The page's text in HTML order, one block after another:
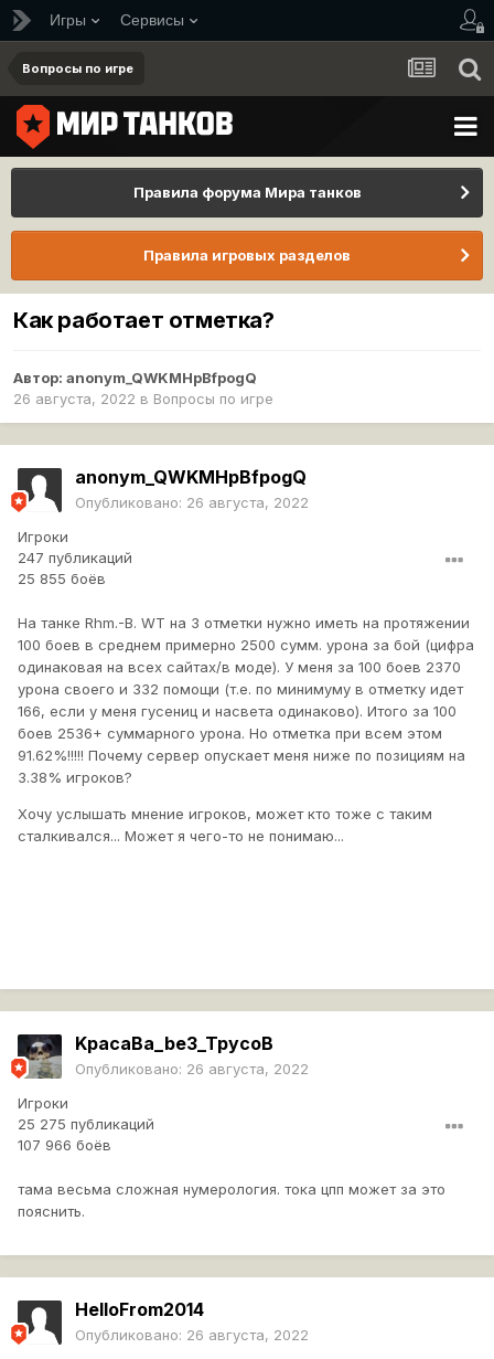
Игры Сервисы
Вопросы по игре
Правила форума Мира танков
Правила игровых разделов
Как работает отметка?
Автор: anonym_QWKMHpBfpogQ
26 августа, 2022 в Вопросы по игре
anonym_QWKMHpBfpogQ
Опубликовано: 26 августа, 2022
Игроки
247 публикаций
25 855 боёв
На танке Rhm.-B. WT на 3 отметки нужно иметь на протяжении
100 боев в среднем примерно 2500 сумм. урона за бой (цифра
одинаковая на всех сайтах/в моде). У меня за 100 боев 2370
урона своего и 332 помощи (т.е. по минимуму в отметку идет
166, если у меня гусениц и насвета одинаково). Итого за 100
боев 2536+ суммарного урона. Но отметка при всем этом
91.62%!!!!! Почему сервер опускает меня ниже по позициям на
3.38% игроков?
Хочу услышать мнение игроков, может кто тоже с таким
сталкивался... Может я чего-то не понимаю...
KpacaBa_be3_TpycoB
Опубликовано: 26 августа, 2022
Игроки
25 275 публикаций
107 966 боёв
тама весьма сложная нумерология. тока цпп может за это
пояснить.
HelloFrom2014
Опубликовано: 26 августа, 2022